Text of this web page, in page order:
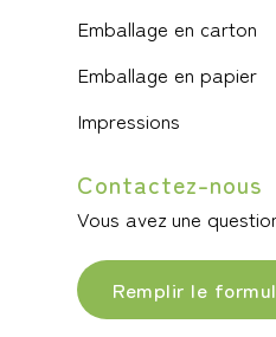
Emballage en carton
Emballage en papier
Impressions
Contactez-nous
Vous avez une
Remplir le